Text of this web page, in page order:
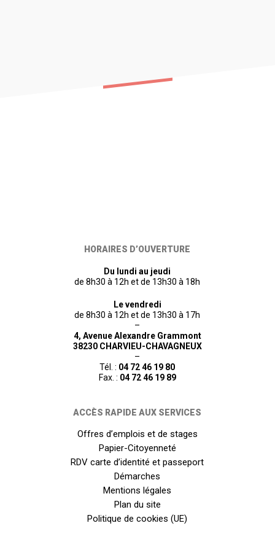
HORAIRES D’OUVERTURE
Du lundi au jeudi
de 8h30 à 12h et de 13h30 à 18h
Le vendredi
de 8h30 à 12h et de 13h30 à 17h
–
4, Avenue Alexandre Grammont
38230 CHARVIEU-CHAVAGNEUX
–
Tél. : 04 72 46 19 80
Fax. : 04 72 46 19 89
ACCÈS RAPIDE AUX SERVICES
Offres d’emplois et de stages
Papier-Citoyenneté
RDV carte d’identité et passeport
Démarches
Mentions légales
Plan du site
Politique de cookies (UE)